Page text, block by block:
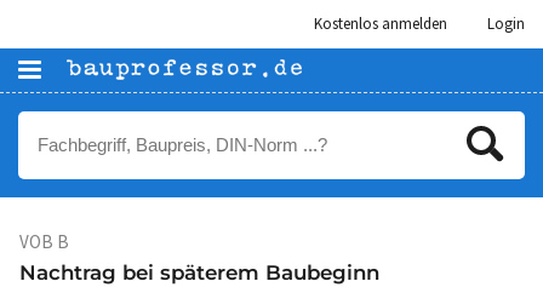
Kostenlos anmelden Login
VOB B
Nachtrag bei späterem Baubeginn